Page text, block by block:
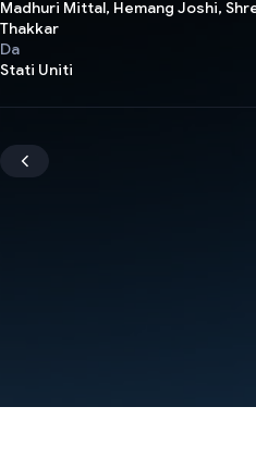
Madhuri Mittal, Hemang Joshi,
Thakkar
Da
Stati Uniti